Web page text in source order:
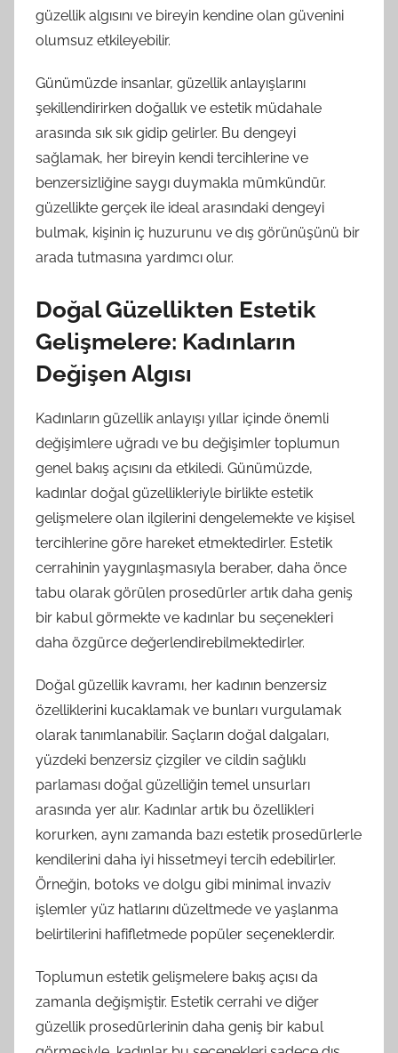
güzellik algısını ve bireyin kendine olan güvenini
olumsuz etkileyebilir.
Günümüzde insanlar, güzellik anlayışlarını
şekillendirirken doğallık ve estetik müdahale
arasında sık sık gidip gelirler. Bu dengeyi
sağlamak, her bireyin kendi tercihlerine ve
benzersizliğine saygı duymakla mümkündür.
güzellikte gerçek ile ideal arasındaki dengeyi
bulmak, kişinin iç huzurunu ve dış görünüşünü bir
arada tutmasına yardımcı olur.
Doğal Güzellikten Estetik
Gelişmelere: Kadınların
Değişen Algısı
Kadınların güzellik anlayışı yıllar içinde önemli
değişimlere uğradı ve bu değişimler toplumun
genel bakış açısını da etkiledi. Günümüzde,
kadınlar doğal güzellikleriyle birlikte estetik
gelişmelere olan ilgilerini dengelemekte ve kişisel
tercihlerine göre hareket etmektedirler. Estetik
cerrahinin yaygınlaşmasıyla beraber, daha önce
tabu olarak görülen prosedürler artık daha geniş
bir kabul görmekte ve kadınlar bu seçenekleri
daha özgürce değerlendirebilmektedirler.
Doğal güzellik kavramı, her kadının benzersiz
özelliklerini kucaklamak ve bunları vurgulamak
olarak tanımlanabilir. Saçların doğal dalgaları,
yüzdeki benzersiz çizgiler ve cildin sağlıklı
parlaması doğal güzelliğin temel unsurları
arasında yer alır. Kadınlar artık bu özellikleri
korurken, aynı zamanda bazı estetik prosedürlerle
kendilerini daha iyi hissetmeyi tercih edebilirler.
Örneğin, botoks ve dolgu gibi minimal invaziv
işlemler yüz hatlarını düzeltmede ve yaşlanma
belirtilerini hafifletmede popüler seçeneklerdir.
Toplumun estetik gelişmelere bakış açısı da
zamanla değişmiştir. Estetik cerrahi ve diğer
güzellik prosedürlerinin daha geniş bir kabul